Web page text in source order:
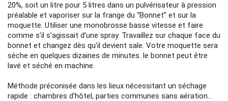
20%, soit un litre pour 5 litres dans un pulvérisateur à pression
préalable et vaporiser sur la frange du “Bonnet” et sur la
moquette. Utiliser une monobrosse basse vitesse et faire
comme s’il s’agissait d’une spray. Travaillez sur chaque face du
bonnet et changez dès qu'il devient sale. Votre moquette sera
sèche en quelques dizaines de minutes. le bonnet peut être
lavé et séché en machine.
Méthode préconisée dans les lieux nécessitant un séchage
rapide : chambres d'hôtel, parties communes sans aération...